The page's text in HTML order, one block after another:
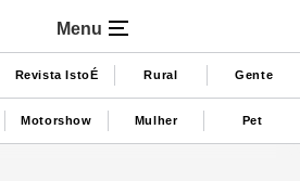
Menu
Revista IstoÉ Rural Gente
Motorshow Mulher Pet